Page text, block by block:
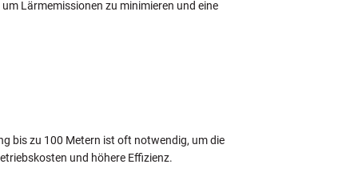
Lärmemissionen zu minimieren und eine
bis zu 100 Metern ist oft notwendig, um die
und höhere Effizienz.